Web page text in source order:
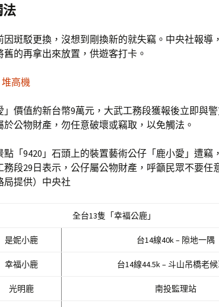
法
因斑駁更換，沒想到剛換新的就失竊。中央社報導
的再拿出來放置，供遊客打卡。
堆高機
」價值約新台幣9萬元，大武工務段獲報後立即與
於公物財產，勿任意破壞或竊取，以免觸法。
點「9420」石頭上的裝置藝術公仔「鹿小愛」遭竊
務段29日表示，公仔屬公物財產，呼籲民眾不要任
局提供）中央社
全台13隻「幸褔公鹿」
是妮小鹿 台14線40k – 隙地一隅
幸福小鹿 台14線44.5k – 斗山吊橋老
光明鹿 南投監理站